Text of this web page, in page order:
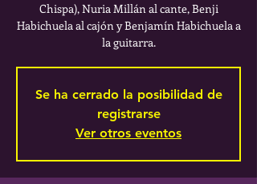
Chispa), Nuria Millán al cante, Benji
Habichuela al cajón y Benjamín Habichuela a
la guitarra.
Se ha cerrado la posibilidad de
registrarse
Ver otros eventos